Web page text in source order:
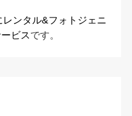
ンタル&フォトジェニ
ビスです。